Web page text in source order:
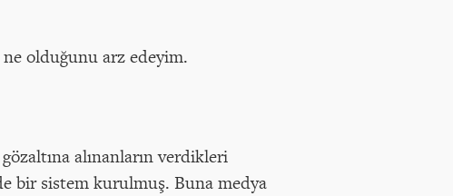
olduğunu arz edeyim.
alınanların verdikleri
bir sistem kurulmuş. Buna medya